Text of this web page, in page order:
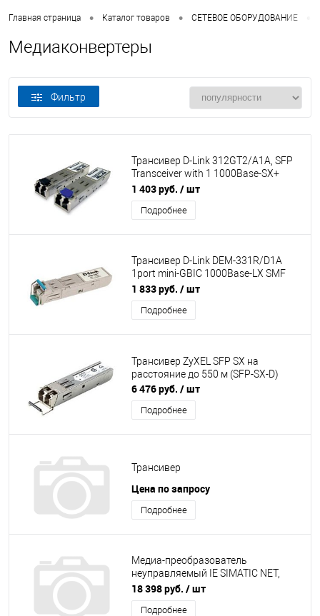
Главная страница • Каталог товаров • СЕТЕВОЕ ОБОРУДОВАНИЕ
Медиаконвертеры
Фильтр
Трансивер D-Link 312GT2/A1A, SFP
Transceiver with 1 1000Base-SX+
port.Up to 2km, multi-mode Fiber,
Duplex LC connector, Transmitting and
Receiving wa
1 403 руб. / шт
Подробнее
Трансивер D-Link DEM-331R/D1A
1port mini-GBIC 1000Base-LX SMF
WDM SFP 40km LC
1 833 руб. / шт
Подробнее
Трансивер ZyXEL SFP SX на
расстояние до 550 м (SFP-SX-D)
6 476 руб. / шт
Подробнее
Трансивер
Цена по запросу
Подробнее
Медиа-преобразователь
неуправляемый IE SIMATIC NET,
SCALANCE X101-1 (6GK5101-1BB00-
2AA3)
18 398 руб. / шт
Подробнее